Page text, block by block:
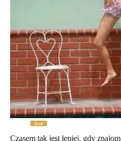
Inne
Czasem tak jest lepiej, gdy